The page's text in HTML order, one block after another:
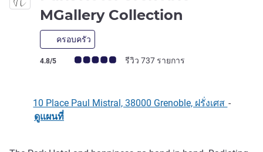
MGallery Collection
ครอบครัว
คะแนนความคิดเห็นจากแขก (เรทติ้งบน ALL)
4.8/5 รีวิว 737 รายการ
10 Place Paul Mistral, 38000 Grenoble, ฝรั่งเศส -
ดูแผนที่